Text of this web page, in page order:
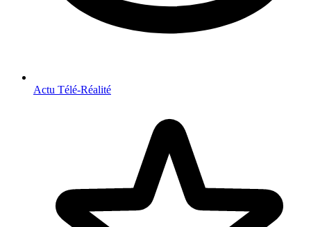
Actu Télé-Réalité